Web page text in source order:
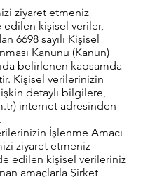
ziyaret etmeniz
edilen kişisel veriler,
6698 sayılı Kişisel
Kanunu (Kanun)
belirlenen kapsamda
Kişisel verilerinizin
detaylı bilgilere,
) internet adresinden
İşlenme Amacı
ziyaret etmeniz
edilen kişisel verileriniz
amaçlarla Şirket